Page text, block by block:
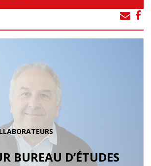
BUREAU D’ÉTUDES